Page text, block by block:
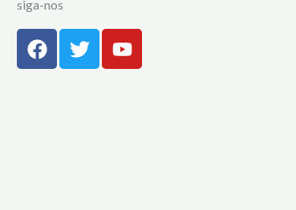
siga-nos
F
a
T
w
Y
o